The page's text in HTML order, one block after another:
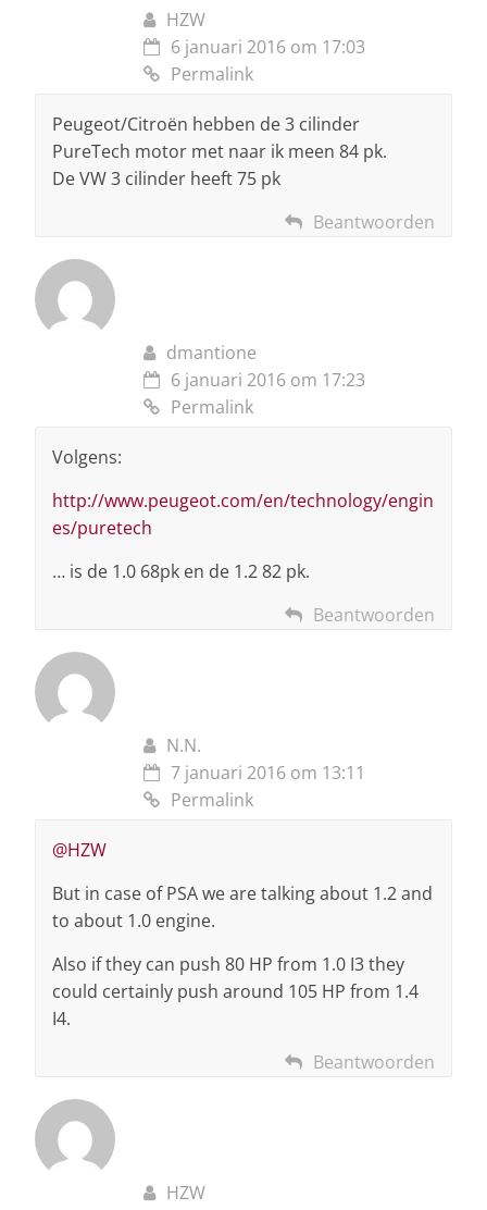
HZW
6 januari 2016 om 17:03
Permalink
Peugeot/Citroën hebben de 3 cilinder
PureTech motor met naar ik meen 84 pk.
De VW 3 cilinder heeft 75 pk
Beantwoorden
dmantione
6 januari 2016 om 17:23
Permalink
Volgens:
http://www.peugeot.com/en/technology/engin
es/puretech
… is de 1.0 68pk en de 1.2 82 pk.
Beantwoorden
N.N.
7 januari 2016 om 13:11
Permalink
@HZW
But in case of PSA we are talking about 1.2 and
to about 1.0 engine.
Also if they can push 80 HP from 1.0 I3 they
could certainly push around 105 HP from 1.4
I4.
Beantwoorden
HZW